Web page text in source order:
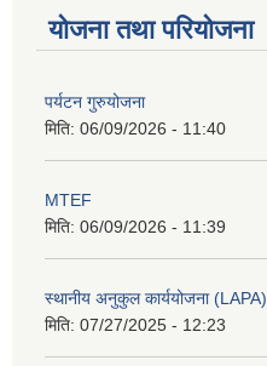
योजना तथा परियोजना
पर्यटन गुरुयोजना
मिति: 06/09/2026 - 11:40
MTEF
मिति: 06/09/2026 - 11:39
स्थानीय अनुकुल कार्ययोजना (LAPA)
मिति: 07/27/2025 - 12:23